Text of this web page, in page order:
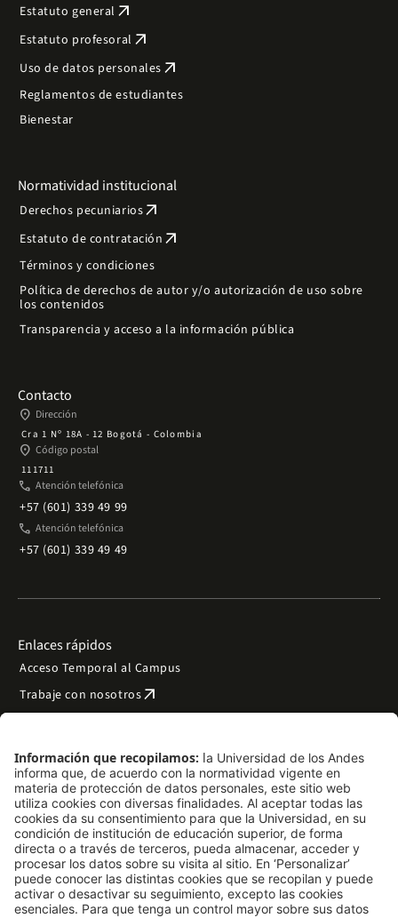
Estatuto general arrow_outward
Estatuto profesoral arrow_outward
Uso de datos personales arrow_outward
Reglamentos de estudiantes
Bienestar
Normatividad institucional
Derechos pecuniariosarrow_outward
Estatuto de contratación arrow_outward
Términos y condiciones
Política de derechos de autor y/o autorización de uso sobre
los contenidos
Transparencia y acceso a la información pública
Contacto
place Dirección
Cra 1 Nº 18A - 12 Bogotá - Colombia
place Código postal
111711
phone Atención telefónica
+57 (601) 339 49 99
phone Atención telefónica
+57 (601) 339 49 49
Enlaces rápidos
Acceso Temporal al Campus
Trabaje con nosotrosarrow_outward
Preguntas frecuentes
Filantropía y donacionesarrow_outward
Mapa del sitio arrow_outward
Síguenos
LinkedIn